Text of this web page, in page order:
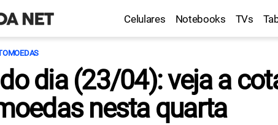
Celulares Notebooks TVs
dia (23/04): veja a
nesta quarta